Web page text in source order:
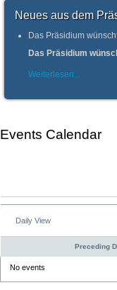
Neues aus dem
Das Präsidium
Das Präsidium
Weiterlesen...
Events Calendar
Daily View
Preceding
No events